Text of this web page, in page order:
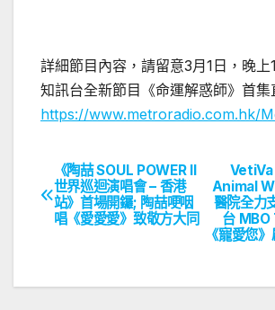
詳細節目內容，請留意3月1日，晚上
知訊台全新節目《命運解惑師》首集
https://www.metroradio.com.hk/
文
章
覽
Animal
醫院全力
台 MBO
《寵愛您
《陶喆 SOUL POWER II
世界巡迴演唱會 – 香港
站》首場開鑼; 陶喆哽咽
唱《愛愛愛》致敬方大同